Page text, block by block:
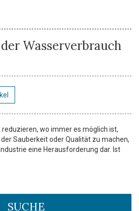
Wasserverbrauch
reduzieren, wo immer es möglich ist,
Sauberkeit oder Qualität zu machen,
eine Herausforderung dar. Ist
SUCHE